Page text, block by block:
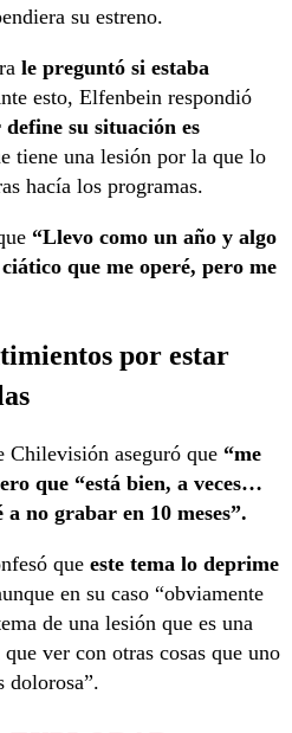
su estreno.
le preguntó si estaba
esto, Elfenbein respondió
su situación es
tiene una lesión por la que lo
hacía los programas.
“Llevo como un año y algo
que me operé, pero me
por estar
Chilevisión aseguró que “me
que “está bien, a veces…
no grabar en 10 meses”.
que este tema lo deprime
en su caso “obviamente
de una lesión que es una
ver con otras cosas que uno
dolorosa”.